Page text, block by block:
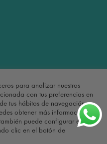
para analizar nuestros
con tus preferencias en
tus hábitos de navegación
obtener más información
puede configurar el
clic en el botón de